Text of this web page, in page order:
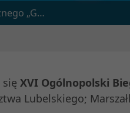
armaty”
XVI Ogólnopolski
Lubelskiego;